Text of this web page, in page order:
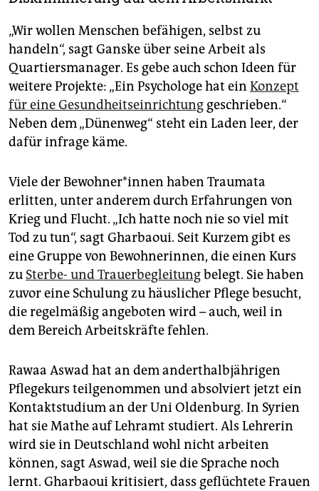
„Wir wollen Menschen befähigen, selbst zu
handeln“, sagt Ganske über seine Arbeit als
Quartiersmanager. Es gebe auch schon Ideen für
weitere Projekte: „Ein Psychologe hat ein Konzept
für eine Gesundheitseinrichtung geschrieben.“
Neben dem „Dünenweg“ steht ein Laden leer, der
dafür infrage käme.
Viele der Be­woh­ne­r*in­nen haben Traumata
erlitten, unter anderem durch Erfahrungen von
Krieg und Flucht. „Ich hatte noch nie so viel mit
Tod zu tun“, sagt Gharbaoui. Seit Kurzem gibt es
eine Gruppe von Bewohnerinnen, die einen Kurs
zu Sterbe- und Trauerbegleitungbelegt. Sie haben
zuvor eine Schulung zu häuslicher Pflege besucht,
die regelmäßig angeboten wird – auch, weil in
dem Bereich Arbeitskräfte fehlen.
Rawaa Aswad hat an dem anderthalbjährigen
Pflegekurs teilgenommen und absolviert jetzt ein
Kontaktstudium an der Uni Oldenburg. In Syrien
hat sie Mathe auf Lehramt studiert. Als Lehrerin
wird sie in Deutschland wohl nicht arbeiten
können, sagt Aswad, weil sie die Sprache noch
lernt. Gharbaoui kritisiert, dass geflüchtete Frauen